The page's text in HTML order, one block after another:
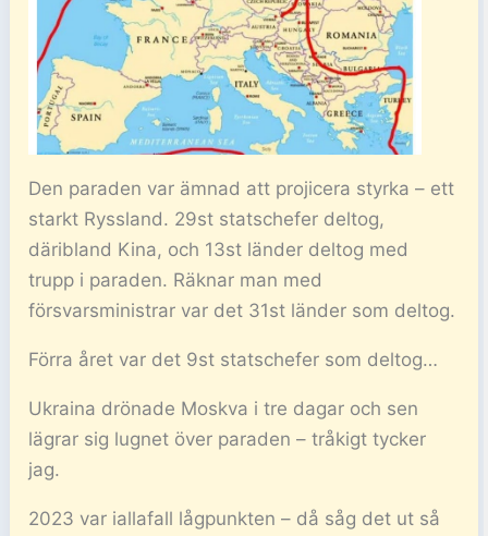
Den paraden var ämnad att projicera styrka – ett
starkt Ryssland. 29st statschefer deltog,
däribland Kina, och 13st länder deltog med
trupp i paraden. Räknar man med
försvarsministrar var det 31st länder som deltog.
Förra året var det 9st statschefer som deltog…
Ukraina drönade Moskva i tre dagar och sen
lägrar sig lugnet över paraden – tråkigt tycker
jag.
2023 var iallafall lågpunkten – då såg det ut så